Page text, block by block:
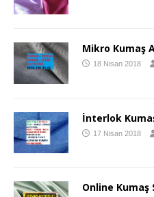
Mikro Kumaş
18 Nisan 2018
İnterlok
17 Nisan 2018
Online Kumaş